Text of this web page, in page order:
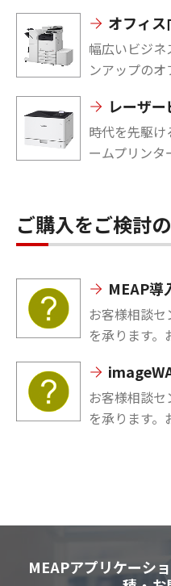
オフィ
幅広いビジネ
ンアップのオ
レーザ
時代を先駆
ームプリンタ
ご購入をご検討
MEAP導
お客様相談
を承ります。
お客様相談
を承ります。
MEAPアプリケーシ